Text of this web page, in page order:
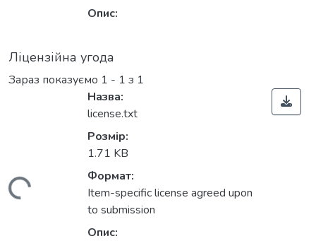
Опис:
Ліцензійна угода
Зараз показуємо 1 - 1 з 1
Назва:
license.txt
Розмір:
1.71 KB
Формат:
Item-specific license agreed upon
to submission
Опис: